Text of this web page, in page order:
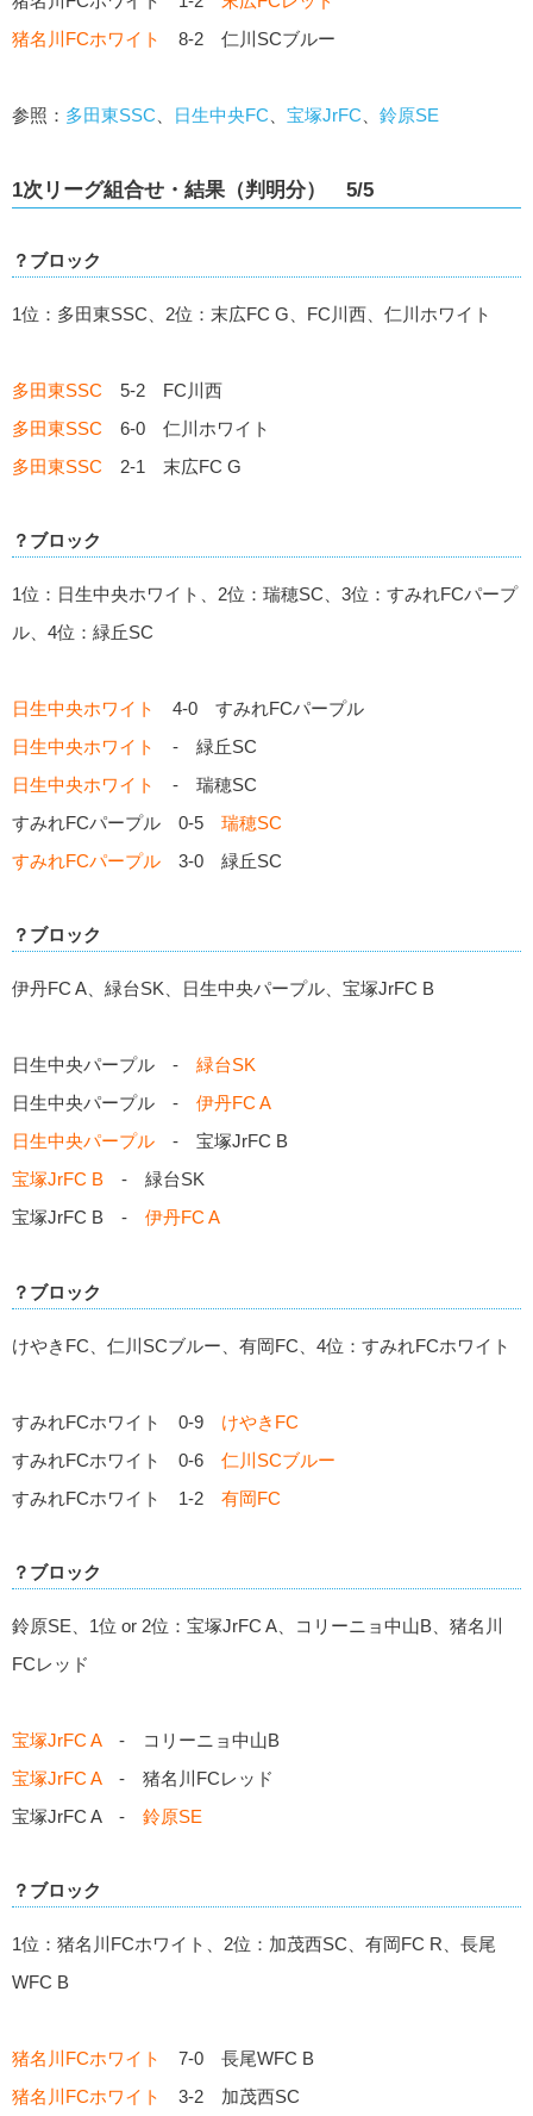
猪名川FCホワイト
8-2 仁川SCブルー
参照： 多田東SSC 日生中央FC 宝塚JrFC 鈴原SE
1次リーグ組合せ・結果（判明分） 5/5
？ブロック
1位：多田東SSC、2位：末広FC G、FC川西、仁川ホワイト
多田東SSC 5-2 FC川西
多田東SSC 6-0 仁川ホワイト
多田東SSC 2-1 末広FC G
？ブロック
1位：日生中央ホワイト、2位：瑞穂SC、3位：すみれFCパープ
ル、4位：緑丘SC
日生中央ホワイト
4-0 すみれFCパープル
日生中央ホワイト
- 緑丘SC
日生中央ホワイト
- 瑞穂SC
すみれFCパープル 0-5 瑞穂SC
すみれFCパープル 3-0 緑丘SC
？ブロック
伊丹FC A、緑台SK、日生中央パープル、宝塚JrFC B
日生中央パープル - 緑台SK
日生中央パープル - 伊丹FC A
日生中央パープル - 宝塚JrFC B
宝塚JrFC B - 緑台SK
宝塚JrFC B - 伊丹FC A
？ブロック
けやきFC、仁川SCブルー、有岡FC、4位：すみれFCホワイト
すみれFCホワイト 0-9 けやきFC
すみれFCホワイト 0-6 仁川SCブルー
すみれFCホワイト 1-2 有岡FC
？ブロック
鈴原SE、1位 or 2位：宝塚JrFC A、コリーニョ中山B、猪名川
FCレッド
宝塚JrFC A- コリーニョ中山B
宝塚JrFC A- 猪名川FCレッド
宝塚JrFC A - 鈴原SE
？ブロック
1位：猪名川FCホワイト、2位：加茂西SC、有岡FC R、長尾
WFC B
猪名川FCホワイト
7-0 長尾WFC B
猪名川FCホワイト
3-2 加茂西SC